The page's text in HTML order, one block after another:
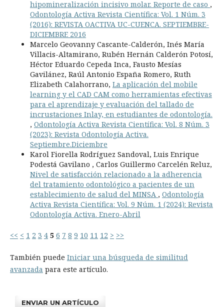
hipomineralización incisivo molar. Reporte de caso ,
Odontología Activa Revista Científica: Vol. 1 Núm. 3
(2016): REVISTA OACTIVA UC-CUENCA. SEPTIEMBRE-
DICIEMBRE 2016
Marcelo Geovanny Cascante-Calderón, Inés María
Villacis-Altamirano, Rubén Hernán Calderón Potosí,
Héctor Eduardo Cepeda Inca, Fausto Mesías
Gavilánez, Raúl Antonio España Romero, Ruth
Elizabeth Calahorrano, La aplicación del mobile
learning y el CAD CAM como herramientas efectivas
para el aprendizaje y evaluación del tallado de
incrustaciones Inlay, en estudiantes de odontología.
, Odontología Activa Revista Científica: Vol. 8 Núm. 3
(2023): Revista Odontología Activa.
Septiembre.Diciembre
Karol Fiorella Rodríguez Sandoval, Luis Enrique
Podestá Gavilano , Carlos Guillermo Carcelén Reluz,
Nivel de satisfacción relacionado a la adherencia
del tratamiento odontológico a pacientes de un
establecimiento de salud del MINSA , Odontología
Activa Revista Científica: Vol. 9 Núm. 1 (2024): Revista
Odontología Activa. Enero-Abril
<< < 1 2 3 4 5 6 7 8 9 10 11 12 > >>
También puede Iniciar una búsqueda de similitud
avanzada para este artículo.
ENVIAR UN ARTÍCULO